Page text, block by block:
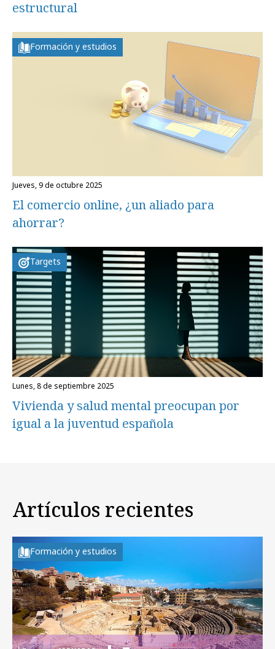
estructural
Formación y estudios
jueves, 9 de octubre 2025
El comercio online, ¿un aliado para
ahorrar?
Targets
lunes, 8 de septiembre 2025
Vivienda y salud mental preocupan por
igual a la juventud española
Artículos recientes
Formación y estudios